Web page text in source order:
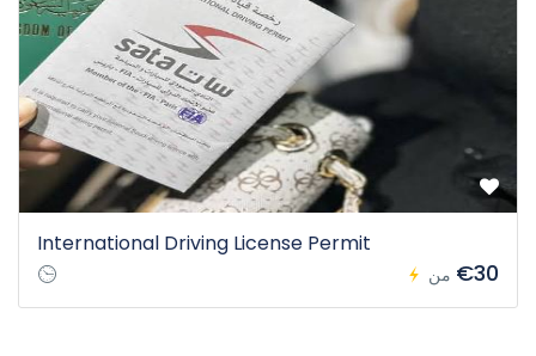
International Driving License Permit
من €30